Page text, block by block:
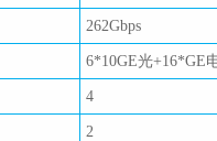
262Gbps
6*10GE光+16*GE
4
2